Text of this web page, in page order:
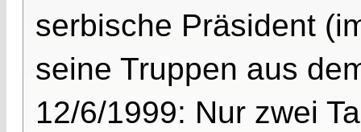
serbische Präsident
seine Truppen aus
12/6/1999: Nur zwei